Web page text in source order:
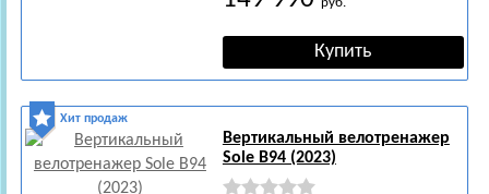
Хит продаж
Вертикальный велотренажер
Sole B94 (2023)